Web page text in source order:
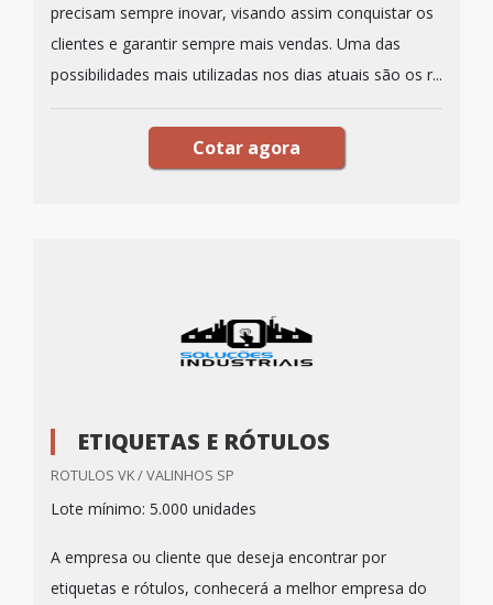
precisam sempre inovar, visando assim conquistar os
clientes e garantir sempre mais vendas. Uma das
possibilidades mais utilizadas nos dias atuais são os r...
Cotar agora
ETIQUETAS E RÓTULOS
ROTULOS VK / VALINHOS SP
Lote mínimo: 5.000 unidades
A empresa ou cliente que deseja encontrar por
etiquetas e rótulos, conhecerá a melhor empresa do